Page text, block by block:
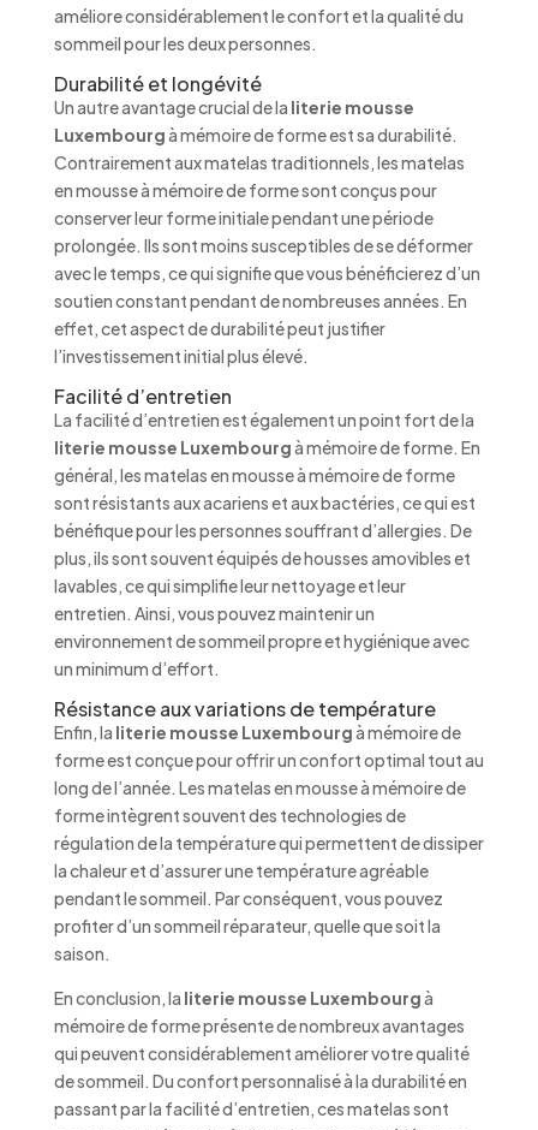
améliore considérablement le confort et la qualité du
sommeil pour les deux personnes.
Durabilité et longévité
Un autre avantage crucial de la literie mousse
Luxembourgà mémoire de forme est sa durabilité.
Contrairement aux matelas traditionnels, les matelas
en mousse à mémoire de forme sont conçus pour
conserver leur forme initiale pendant une période
prolongée. Ils sont moins susceptibles de se déformer
avec le temps, ce qui signifie que vous bénéficierez d’un
soutien constant pendant de nombreuses années. En
effet, cet aspect de durabilité peut justifier
l’investissement initial plus élevé.
Facilité d’entretien
La facilité d’entretien est également un point fort de la
literie mousse Luxembourgà mémoire de forme. En
général, les matelas en mousse à mémoire de forme
sont résistants aux acariens et aux bactéries, ce qui est
bénéfique pour les personnes souffrant d’allergies. De
plus, ils sont souvent équipés de housses amovibles et
lavables, ce qui simplifie leur nettoyage et leur
entretien. Ainsi, vous pouvez maintenir un
environnement de sommeil propre et hygiénique avec
un minimum d’effort.
Résistance aux variations de température
Enfin, la literie mousse Luxembourgà mémoire de
forme est conçue pour offrir un confort optimal tout au
long de l’année. Les matelas en mousse à mémoire de
forme intègrent souvent des technologies de
régulation de la température qui permettent de dissiper
la chaleur et d’assurer une température agréable
pendant le sommeil. Par conséquent, vous pouvez
profiter d’un sommeil réparateur, quelle que soit la
saison.
En conclusion, la literie mousse Luxembourgà
mémoire de forme présente de nombreux avantages
qui peuvent considérablement améliorer votre qualité
de sommeil. Du confort personnalisé à la durabilité en
passant par la facilité d’entretien, ces matelas sont